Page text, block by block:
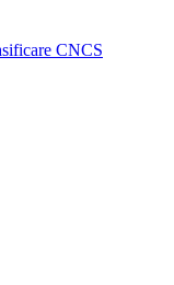
CNCS